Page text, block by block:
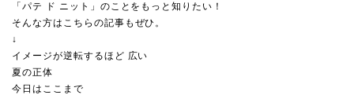
「パテ ド ニット」のことをもっと知りたい！
そんな方はこちらの記事もぜひ。
↓
イメージが逆転するほど 広い
夏の正体
今日はここまで